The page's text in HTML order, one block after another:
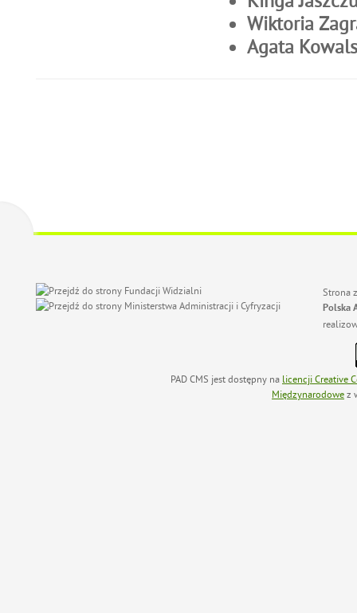
Wiktoria
Agata
Strona
Polska
PAD CMS jest dostępny na licencji Creative
Międzynarodowe z